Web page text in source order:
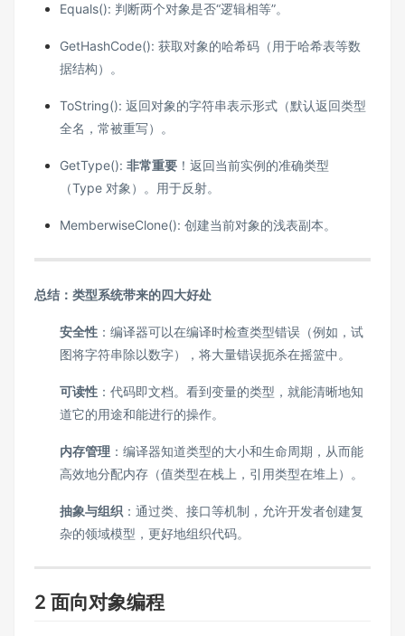
Equals(): 判断两个对象是否“逻辑相等”。
GetHashCode(): 获取对象的哈希码（用于哈希表等数
据结构）。
ToString(): 返回对象的字符串表示形式（默认返回类型
全名，常被重写）。
GetType(): 非常重要 ！返回当前实例的准确类型
（Type 对象）。用于反射。
MemberwiseClone(): 创建当前对象的浅表副本。
总结：类型系统带来的四大好处
安全性 ：编译器可以在编译时检查类型错误（例如，试
图将字符串除以数字），将大量错误扼杀在摇篮中。
可读性 ：代码即文档。看到变量的类型，就能清晰地知
道它的用途和能进行的操作。
内存管理 ：编译器知道类型的大小和生命周期，从而能
高效地分配内存（值类型在栈上，引用类型在堆上）。
抽象与组织 ：通过类、接口等机制，允许开发者创建复
杂的领域模型，更好地组织代码。
2 面向对象编程